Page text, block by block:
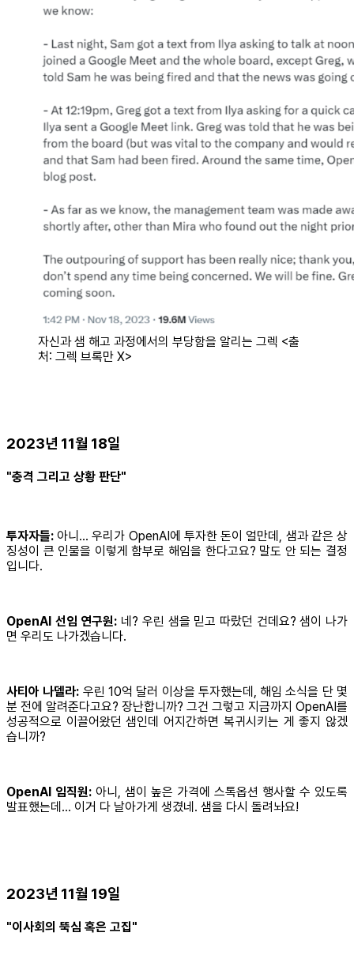
자신과 샘 해고 과정에서의 부당함을 알리는 그렉 <출
처: 그렉 브록만 X>
2023년 11월 18일
"충격 그리고 상황 판단"
투자자들: 아니… 우리가 OpenAI에 투자한 돈이 얼만데, 샘과 같은 상
징성이 큰 인물을 이렇게 함부로 해임을 한다고요? 말도 안 되는 결정
입니다.
OpenAI 선임 연구원: 네? 우린 샘을 믿고 따랐던 건데요? 샘이 나가
면 우리도 나가겠습니다.
사티아 나델라: 우린 10억 달러 이상을 투자했는데, 해임 소식을 단 몇
분 전에 알려준다고요? 장난합니까? 그건 그렇고 지금까지 OpenAI를
성공적으로 이끌어왔던 샘인데 어지간하면 복귀시키는 게 좋지 않겠
습니까?
OpenAI 임직원: 아니, 샘이 높은 가격에 스톡옵션 행사할 수 있도록
발표했는데… 이거 다 날아가게 생겼네. 샘을 다시 돌려놔요!
2023년 11월 19일
"이사회의 뚝심 혹은 고집"